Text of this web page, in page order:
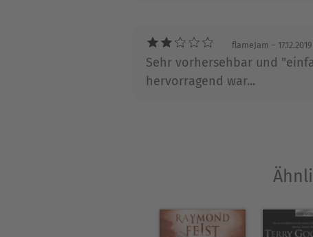
flameJam – 17.12.2019
Sehr vorhersehbar und
hervorragend war...